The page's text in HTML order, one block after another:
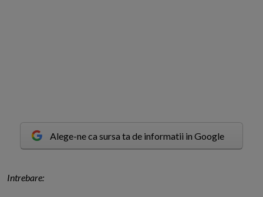
Alege-ne ca sursa ta de informatii in Google
Intrebare: